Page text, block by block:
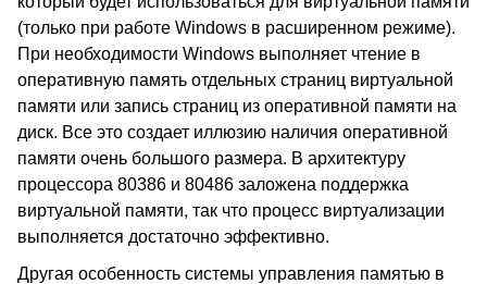
(только при работе Windows в расширенном режиме).
При необходимости Windows выполняет чтение в
оперативную память отдельных страниц виртуальной
памяти или запись страниц из оперативной памяти на
диск. Все это создает иллюзию наличия оперативной
памяти очень большого размера. В архитектуру
процессора 80386 и 80486 заложена поддержка
виртуальной памяти, так что процесс виртуализации
выполняется достаточно эффективно.
Другая особенность системы управления памятью в